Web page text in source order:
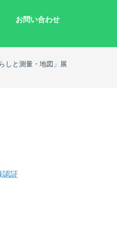
お問い合わせ
らしと測量・地図」展
認証